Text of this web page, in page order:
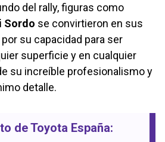
del rally, figuras como
Sordo se convirtieron en sus
su capacidad para ser
superficie y en cualquier
su increíble profesionalismo y
detalle.
de Toyota España: